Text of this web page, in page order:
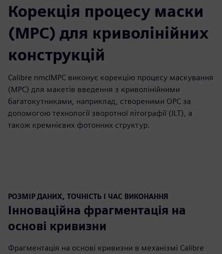
Корекція процесу маски
(MPC) для криволінійних
конструкцій
Calibre nmclMPC виконує корекцію процесу маскування
(MPC) для макетів введення з криволінійними
багатокутниками, наприклад, створеними OPC за
допомогою технології зворотної літографії (ILT), а
також кремнієвих фотонних структур.
РОЗМІР ДАНИХ, ТОЧНІСТЬ І ЧАС ВИКОНАННЯ
Інноваційна фрагментація на
основі кривизни
Фрагментація на основі кривизни в механізмі Calibre